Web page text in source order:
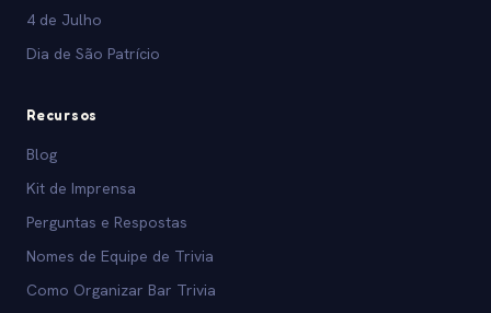
4 de Julho
Dia de São Patrício
Recursos
Blog
Kit de Imprensa
Perguntas e Respostas
Nomes de Equipe de Trivia
Como Organizar Bar Trivia